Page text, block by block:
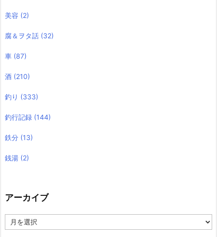
美容 (2)
腐＆ヲタ話 (32)
車 (87)
酒 (210)
釣り (333)
釣行記録 (144)
鉄分 (13)
銭湯 (2)
アーカイブ
ー